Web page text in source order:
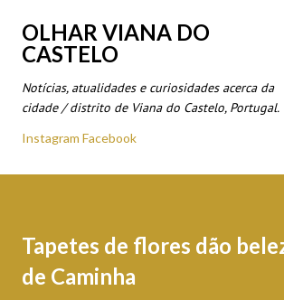
Avançar para o conteúdo
OLHAR VIANA DO
CASTELO
Notícias, atualidades e curiosidades acerca da
cidade / distrito de Viana do Castelo, Portugal.
Instagram Facebook
Tapetes de flores dão
de Caminha